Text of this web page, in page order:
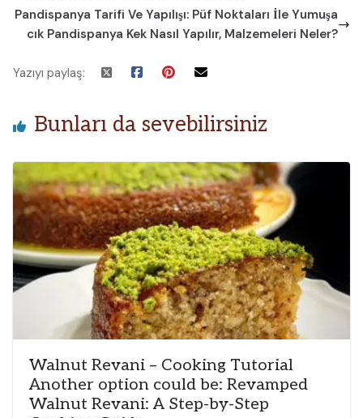
Pandispanya Tarifi Ve Yapılışı: Püf Noktaları İle Yumuşa
cık Pandispanya Kek Nasıl Yapılır, Malzemeleri Neler?
Yazıyı paylaş:
Bunları da sevebilirsiniz
Walnut Revani – Cooking Tutorial
Another option could be: Revamped
Walnut Revani: A Step-by-Step